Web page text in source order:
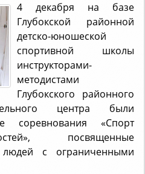
4 декабря на базе
Глубокской районной
детско-юношеской
спортивной школы
инструкторами-
методистами
Глубокского районного
центра были
соревнования «Спорт
посвященные
с ограниченными